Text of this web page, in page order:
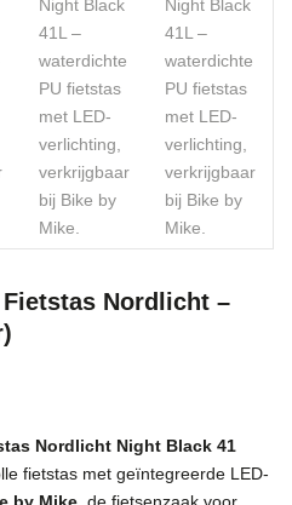
Nordlicht –
Nordlicht Night Black 41
fietstas met geïntegreerde LED-
by Mike , de fietsenzaak voor